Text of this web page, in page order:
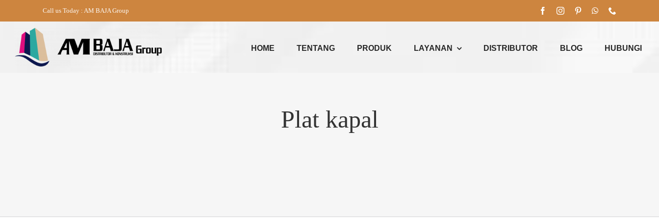
Call us Today : AM BAJA Group
HOME TENTANG PRODUK LAYANAN DISTRIBUTOR BLOG HUBUNGI
Plat kapal